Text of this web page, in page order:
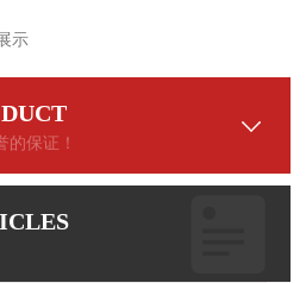
示
的保证！